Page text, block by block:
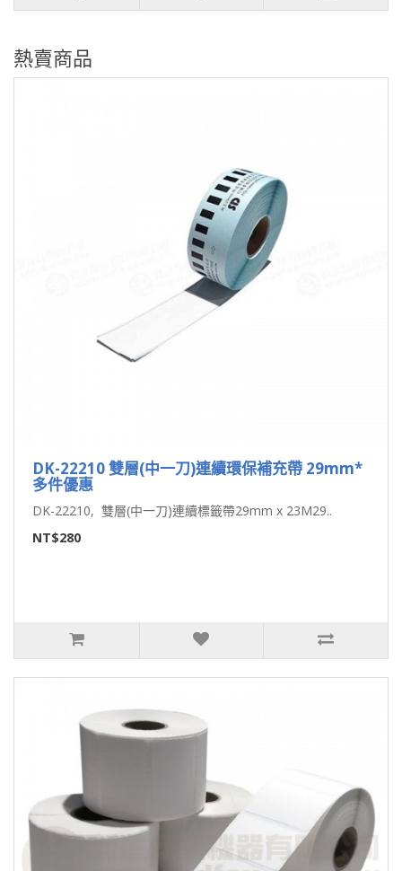
熱賣商品
DK-22210 雙層(中一刀)連續環保補充帶 29mm*
多件優惠
DK-22210, 雙層(中一刀)連續標籤帶29mm x 23M29..
NT$280